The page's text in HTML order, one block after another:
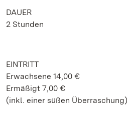
DAUER
2 Stunden
EINTRITT
Erwachsene 14,00 €
Ermäßigt 7,00 €
(inkl. einer süßen Überraschung)